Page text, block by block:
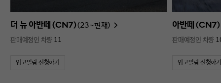
더 뉴 아반떼 (CN7)(23~현재)
판매예정인 차량 11
입고알림 신청하기
아반떼 (CN7)
판매예정인 차량
입고알림 신청하기